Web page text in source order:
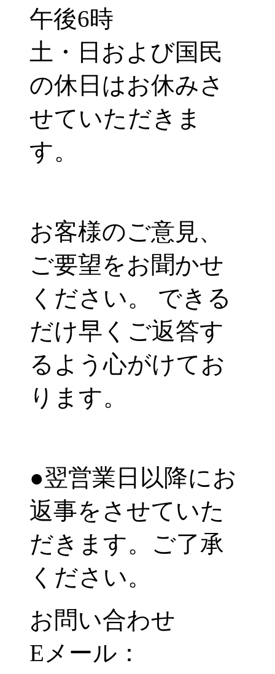
午後6時
土・日および国民
の休日はお休みさ
せていただきま
す。
お客様のご意見、
ご要望をお聞かせ
ください。 できる
だけ早くご返答す
るよう心がけてお
ります。
●翌営業日以降にお
返事をさせていた
だきます。ご了承
ください。
お問い合わせ
Eメール：